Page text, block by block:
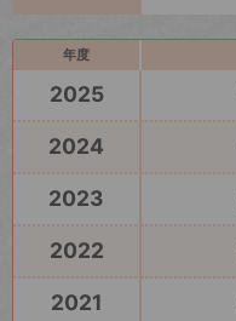
年度
2025
2024
2023
2022
2021